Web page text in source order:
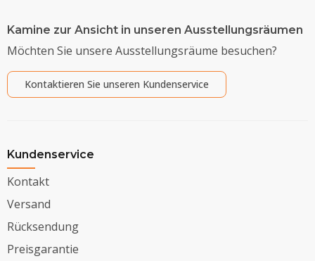
Kamine zur Ansicht in unseren Ausstellungsräumen
Möchten Sie unsere Ausstellungsräume besuchen?
Kontaktieren Sie unseren Kundenservice
Kundenservice
Kontakt
Versand
Rücksendung
Preisgarantie